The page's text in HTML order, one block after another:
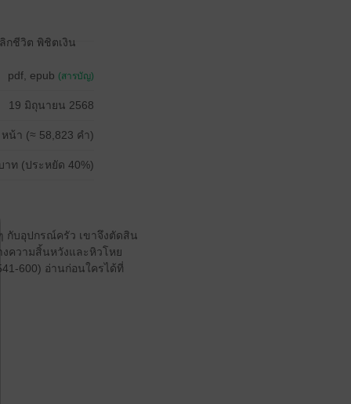
กชีวิต พิชิตเงิน
pdf, epub (สารบัญ)
19 มิถุนายน 2568
น้า (≈ 58,823 คำ)
าท (ประหยัด 40%)
กับอุปกรณ์ครัว เขาจึงตัดสิน
งความสิ้นหวังและหิวโหย
600) อ่านก่อนใครได้ที่